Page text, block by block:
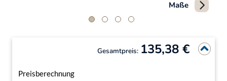
Maße
Gesamtpreis: 135,38 €
Preisberechnung